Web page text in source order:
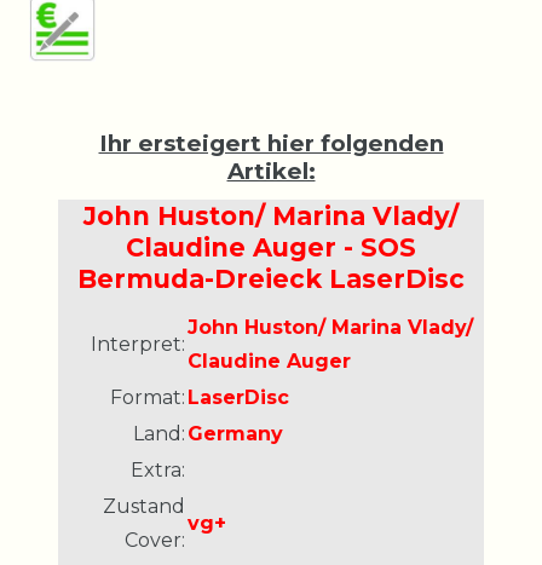
Ihr ersteigert hier folgenden
Artikel:
John Huston/ Marina Vlady/
Claudine Auger - SOS
Bermuda-Dreieck LaserDisc
Interpret:
John Huston/ Marina Vlady/
Claudine Auger
Format: LaserDisc
Land: Germany
Extra:
Zustand
Cover:
vg+